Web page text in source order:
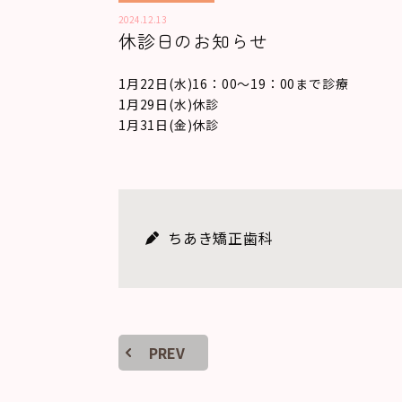
2024.12.13
休診日のお知らせ
1月22日(水)16：00～19：00まで診療
1月29日(水)休診
1月31日(金)休診
ちあき矯正歯科
PREV